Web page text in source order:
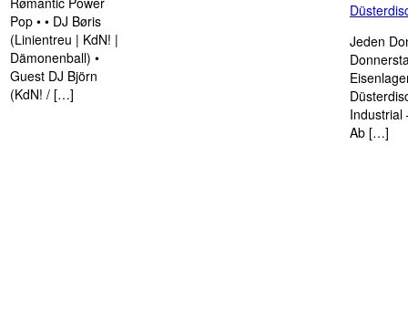
Pop • • DJ Børis
(Linientreu | KdN! |
Dämonenball) •
Guest DJ Björn
(KdN! / […]
Jeden
Industrial
Ab […]